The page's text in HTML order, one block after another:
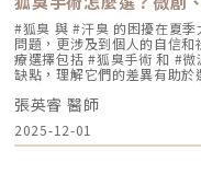
紅、乾燥）加劇，並提高色素
天暫停使用，術後約1–2週再
評估為準。在停用期間，建
經醯胺等），並落實防曬措
滑自信肌對抗毛孔粗大是一
立正確的居家保養觀念，並適
的醫美技術已經能為各種膚況
是屬於哪一種毛孔類型，或者
間到專業的醫美診所進行諮詢
檢測儀器，才能為你規劃出
Reepot AI時光雷射禁忌症以
由醫療人員審慎評估：1. 具
線反應特別強烈，或正在使
反應的風險較高。2. 三個月
修復速度，使治療後的反應
最近三到六個月內接受過填補
為避免能量影響填充物穩定性
受過磨皮或其他侵入性治療若
度刺激或延長恢復期。5. 懷
要基於安全性與荷爾蒙變動
拉提效果通常會在數週至數月逐漸明顯 術後消腫後逐漸看
然度需等待恢復期 維持時間 約1年至1年半以上，依個人體質、老化速度與
保養而定 約1年至1年半以上，依個人體質、發數、能量與保養而定 通常可
維持數年，但仍會隨年齡與老化速度改變 優點 非侵
與緊緻感改善自然 非侵入式、修復期短、對輪廓線與深層支撐較有針對性
拉提幅度通常較明顯，適合較嚴重鬆弛者 限制 對非常
膚，改善幅度有限 對膚質、毛孔、細紋的改善不一定比電波明顯 需開刀、
強，要問哪個適合你很多人會
問題其實很容易問錯方向。
高頻能量，可將能量傳遞到淺
地方，在於它主打「單極 +
用，雙極則偏向較表層、較
兼顧： 深層緊緻 淺層膚質 細
DENSITY 採用 sequential
與雙極射頻能量，並搭配冷卻
群無雙電波常被期待用在以下
夠緊 膚質變粗、毛孔變明顯
太強 想要自然型、精緻型保
波比較偏「輪廓拉提主力」
#狐臭 與 #汗臭 的困擾在夏
問題，更涉及到個人的自信
療選擇包括 #狐臭手術 和 #
缺點，理解它們的差異有助於
生活中該如何減少體味產生
臭手術與傳統狐臭手術法之
和多汗我都有，但我能使用
03:08 微波治療後汗水會跑到
味產生？張英睿皮膚專科診
張英睿 醫師
2025-12-01